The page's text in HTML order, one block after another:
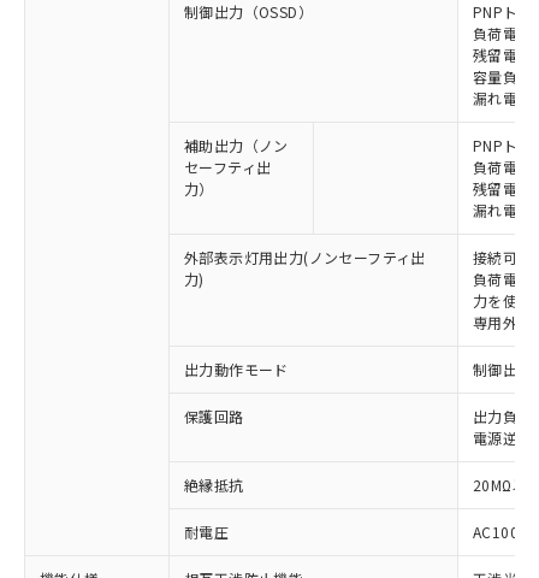
制御出力（OSSD）
PNPトラ
負荷電流
残留電圧
容量負荷
漏れ電流
補助出力（ノン
セーフティ出
力）
PNPトラ
負荷電流
残留電圧
漏れ電流
外部表示灯用出力(ノンセーフティ出
力)
接続可能
負荷電流
力を使用
専用外部
出力動作モード 制御出力
保護回路
出力負荷
電源逆接
絶縁抵抗 20MΩ以
耐電圧
※1 対応状況
対応済み：EU RoHS指令（10物質）の